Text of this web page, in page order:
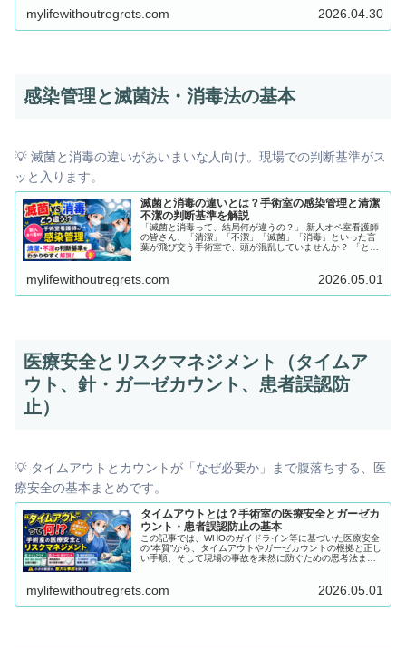
が微妙に違う気がする…」と混乱している人も多いはずで
す。 一方、指導者の皆さんも、「手順は教えているけれ
ど、なぜその順番なのかという『根拠』まではうまく説明
mylifewithoutregrets.com 2026.04.30
感染管理と滅菌法・消毒法の基本
💡 滅菌と消毒の違いがあいまいな人向け。現場での判断基準がス
ッと入ります。
滅菌と消毒の違いとは？手術室の感染管理と清潔
不潔の判断基準を解説
「滅菌と消毒って、結局何が違うの？」 新人オペ室看護師
の皆さん、「清潔」「不潔」「滅菌」「消毒」といった言
葉が飛び交う手術室で、頭が混乱していませんか？ 「とり
抱えながら業務をこなしている方も多いはずです。 この記
事では、手術室における感染管理の基本原則から、滅菌と
消毒の明確な違い、そして現場で迷わない「清潔・不潔」
mylifewithoutregrets.com 2026.05.01
医療安全とリスクマネジメント（タイムア
ウト、針・ガーゼカウント、患者誤認防
止）
💡 タイムアウトとカウントが「なぜ必要か」まで腹落ちする、医
療安全の基本まとめです。
タイムアウトとは？手術室の医療安全とガーゼカ
ウント・患者誤認防止の基本
この記事では、WHOのガイドライン等に基づいた医療安全
の“本質”から、タイムアウトやガーゼカウントの根拠と正し
い手順、そして現場の事故を未然に防ぐための思考法まで
事故を防ぐ「ブレない判断軸」が身につきます！指導にも
覧ください。
mylifewithoutregrets.com 2026.05.01